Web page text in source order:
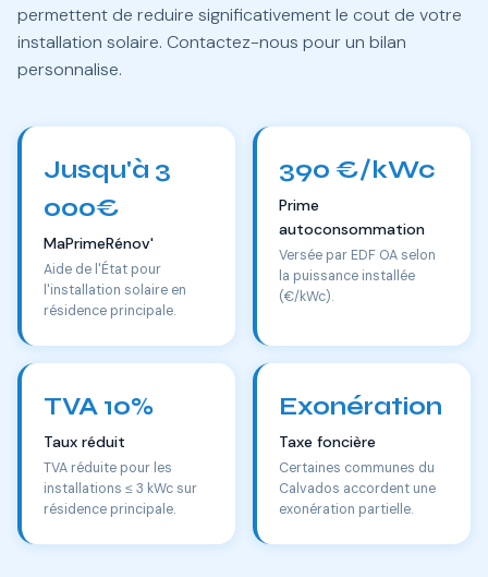
permettent de reduire significativement le cout de votre
installation solaire. Contactez-nous pour un bilan
personnalise.
Jusqu'à 3
000€
MaPrimeRénov'
Aide de l'État pour
l'installation solaire en
résidence principale.
390 €/kWc
Prime
autoconsommation
Versée par EDF OA selon
la puissance installée
(€/kWc).
TVA 10%
Taux réduit
TVA réduite pour les
installations ≤ 3 kWc sur
résidence principale.
Exonération
Taxe foncière
Certaines communes du
Calvados accordent une
exonération partielle.